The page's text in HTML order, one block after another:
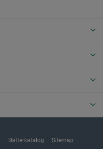
Blätterkatalog Sitemap